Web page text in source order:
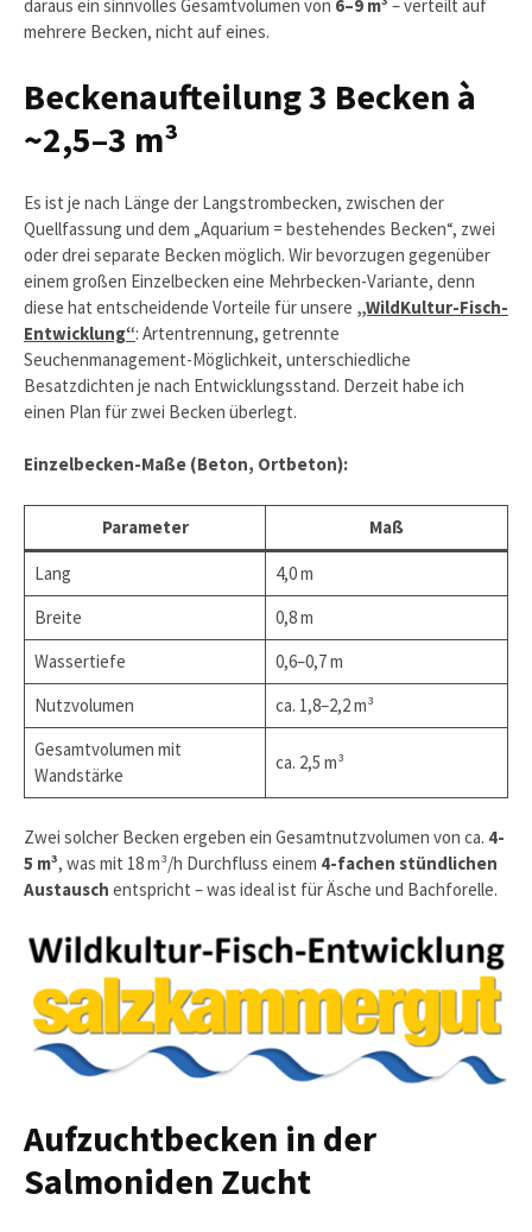
daraus ein sinnvolles Gesamtvolumen von 6–9 m³ – verteilt auf
mehrere Becken, nicht auf eines.
Beckenaufteilung 3 Becken à
~2,5–3 m³
Es ist je nach Länge der Langstrombecken, zwischen der
Quellfassung und dem „Aquarium = bestehendes Becken“, zwei
oder drei separate Becken möglich. Wir bevorzugen gegenüber
einem großen Einzelbecken eine Mehrbecken-Variante, denn
diese hat entscheidende Vorteile für unsere „WildKultur-Fisch-
Entwicklung“: Artentrennung, getrennte
Seuchenmanagement-Möglichkeit, unterschiedliche
Besatzdichten je nach Entwicklungsstand. Derzeit habe ich
einen Plan für zwei Becken überlegt.
Einzelbecken-Maße (Beton, Ortbeton):
Parameter Maß
Lang
4,0 m
Breite
0,8 m
Wassertiefe
0,6–0,7 m
Nutzvolumen
ca. 1,8–2,2 m³
Gesamtvolumen mit
Wandstärke
ca. 2,5 m³
Zwei solcher Becken ergeben ein Gesamtnutzvolumen von ca. 4-
5 m³, was mit 18 m³/h Durchfluss einem 4-fachen stündlichen
Austausch entspricht – was ideal ist für Äsche und Bachforelle.
Aufzuchtbecken in der
Salmoniden Zucht